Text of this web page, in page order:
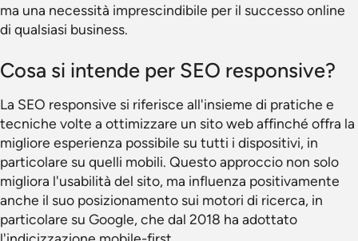
ma una necessità imprescindibile per il successo online
di qualsiasi business.
Cosa si intende per SEO responsive?
La SEO responsive si riferisce all'insieme di pratiche e
tecniche volte a ottimizzare un sito web affinché offra la
migliore esperienza possibile su tutti i dispositivi, in
particolare su quelli mobili. Questo approccio non solo
migliora l'usabilità del sito, ma influenza positivamente
anche il suo posizionamento sui motori di ricerca, in
particolare su Google, che dal 2018 ha adottato